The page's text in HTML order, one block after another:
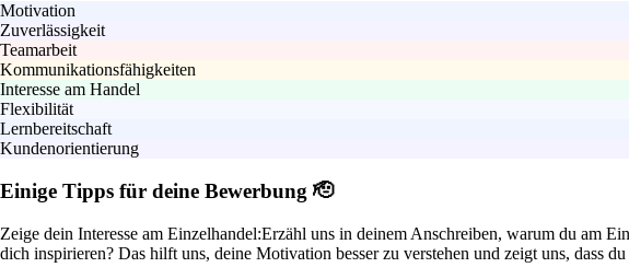
Motivation
Zuverlässigkeit
Teamarbeit
Kommunikationsfähigkeiten
Interesse am Handel
Flexibilität
Lernbereitschaft
Kundenorientierung
Einige Tipps für deine Bewerbung 🫡
Zeige dein Interesse am Einzelhandel:Erzähl uns in deinem Anschreiben, warum du am
dich inspirieren? Das hilft uns, deine Motivation besser zu verstehen und zeigt uns, dass